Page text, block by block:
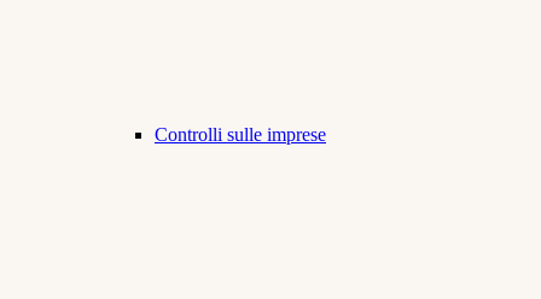
Controlli sulle imprese